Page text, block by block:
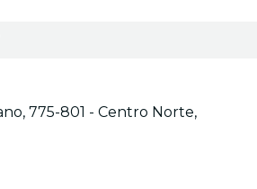
775-801 - Centro Norte,